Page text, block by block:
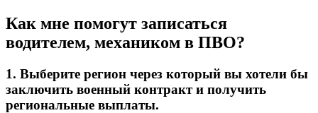
Как мне помогут записаться
водителем, механиком в ПВО?
1. Выберите регион через который вы хотели бы
заключить военный контракт и получить
региональные выплаты.